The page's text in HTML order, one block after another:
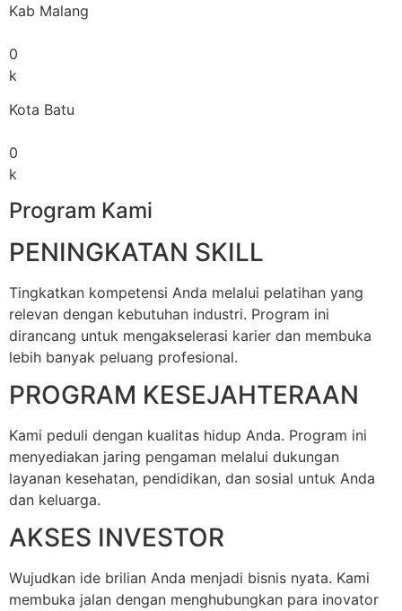
Kab Malang
0
k
Kota Batu
0
k
Program Kami
PENINGKATAN SKILL
Tingkatkan kompetensi Anda melalui pelatihan yang
relevan dengan kebutuhan industri. Program ini
dirancang untuk mengakselerasi karier dan membuka
lebih banyak peluang profesional.
PROGRAM KESEJAHTERAAN
Kami peduli dengan kualitas hidup Anda. Program ini
menyediakan jaring pengaman melalui dukungan
layanan kesehatan, pendidikan, dan sosial untuk Anda
dan keluarga.
AKSES INVESTOR
Wujudkan ide brilian Anda menjadi bisnis nyata. Kami
membuka jalan dengan menghubungkan para inovator